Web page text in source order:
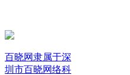
百晓网隶属于深
圳市百晓网络科